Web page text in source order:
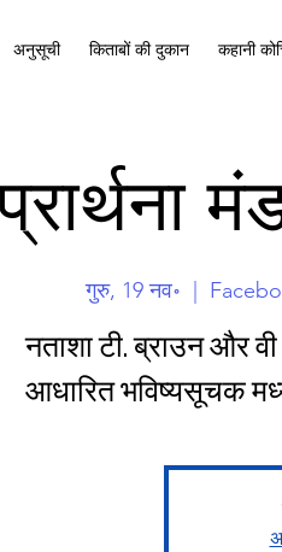
अनुसूची किताबों की दुकान कहानी
गुरु, 19 नव॰
नताशा टी. ब्राउन और
आधारित भविष्यसूचक